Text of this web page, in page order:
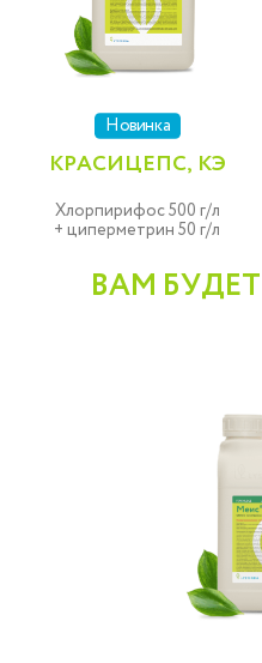
Новинка
КРАСИЦЕПС, КЭ
Хлорпирифос 500 г/л
+ циперметрин 50 г/л
ВАМ